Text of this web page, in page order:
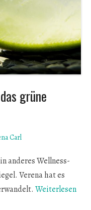
grüne
Carl
anderes Wellness-
Verena hat es
Weiterlesen